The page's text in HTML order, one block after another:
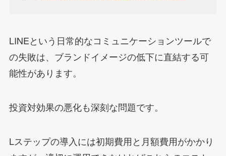
LINEという日常的なコミュニケーションツールで
の失敗は、ブランドイメージの低下に直結する可
能性があります。
投資対効果の悪化も深刻な問題です。
Lステップの導入には初期費用と月額費用がかかり